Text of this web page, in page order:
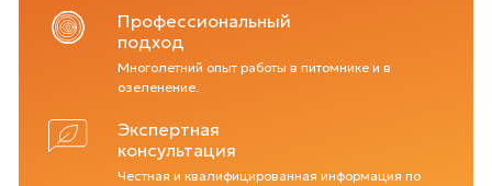
Профессиональный
подход
Многолетний опыт работы в питомнике и в
озеленение.
Экспертная
консультация
Честная и квалифицированная информация по